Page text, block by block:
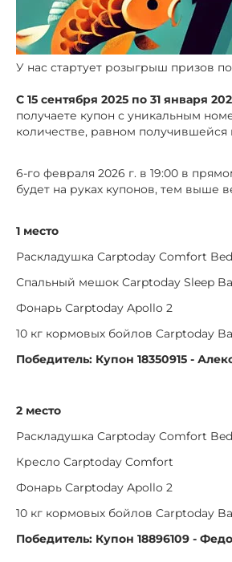
У нас стартует розыгрыш призов
С 15 сентября 2025 по 31 января
получаете купон с уникальным
количестве, равном
6-го февраля 2026 г. в 19:00 в
будет на руках купонов, тем выше
1 место
Раскладушка Carptoday Comfort
Спальный мешок Carptoday Sleep
Фонарь Carptoday Apollo 2
10 кг кормовых бойлов Carptoday
Победитель: Купон 18350915 -
2 место
Раскладушка Carptoday Comfort
Кресло Carptoday Comfort
Фонарь Carptoday Apollo 2
10 кг кормовых бойлов Carptoday
Победитель: Купон 18896109 -